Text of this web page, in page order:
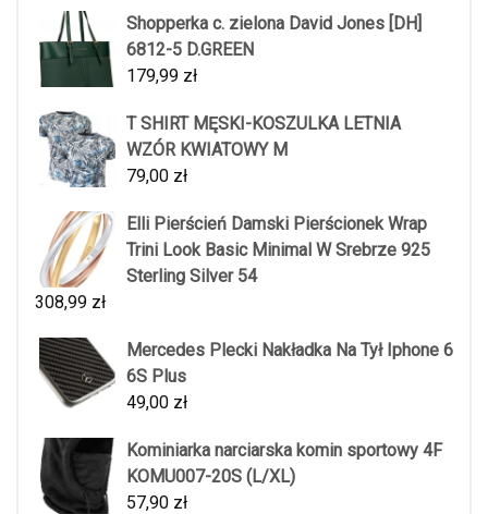
Shopperka c. zielona David Jones [DH]
6812-5 D.GREEN
179,99 zł
T SHIRT MĘSKI-KOSZULKA LETNIA
WZÓR KWIATOWY M
79,00 zł
Elli Pierścień Damski Pierścionek Wrap
Trini Look Basic Minimal W Srebrze 925
Sterling Silver 54
308,99 zł
Mercedes Plecki Nakładka Na Tył Iphone 6
6S Plus
49,00 zł
Kominiarka narciarska komin sportowy 4F
KOMU007-20S (L/XL)
57,90 zł